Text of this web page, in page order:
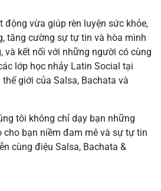
động vừa giúp rèn luyện sức khỏe,
tăng cường sự tự tin và hòa mình
và kết nối với những người có cùng
lớp học nhảy Latin Social tại
giới của Salsa, Bachata và
tôi không chỉ dạy bạn những
cho bạn niềm đam mê và sự tự tin
cùng điệu Salsa, Bachata &